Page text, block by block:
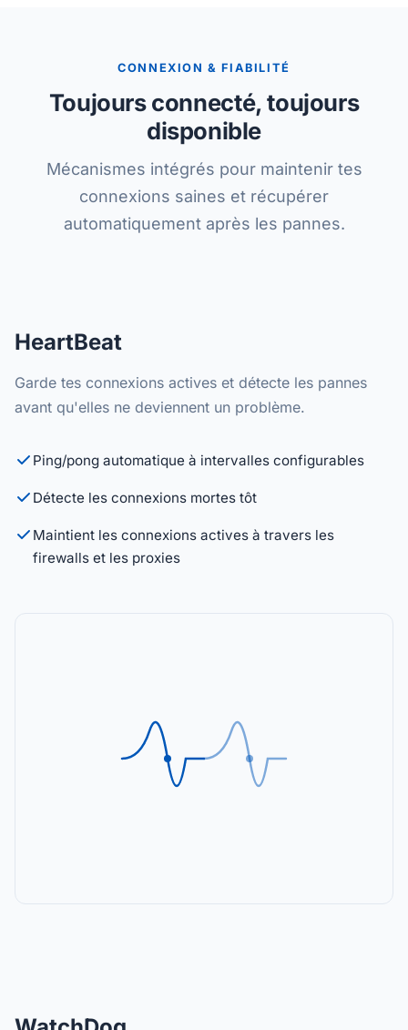
CONNEXION & FIABILITÉ
Toujours connecté, toujours
disponible
Mécanismes intégrés pour maintenir tes
connexions saines et récupérer
automatiquement après les pannes.
HeartBeat
Garde tes connexions actives et détecte les pannes
avant qu'elles ne deviennent un problème.
Ping/pong automatique à intervalles configurables
Détecte les connexions mortes tôt
Maintient les connexions actives à travers les
firewalls et les proxies